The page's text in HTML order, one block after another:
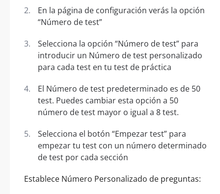
En la página de configuración verás la opción
“Número de test”
Selecciona la opción “Número de test” para
introducir un Número de test personalizado
para cada test en tu test de práctica
El Número de test predeterminado es de 50
test. Puedes cambiar esta opción a 50
número de test mayor o igual a 8 test.
Selecciona el botón “Empezar test” para
empezar tu test con un número determinado
de test por cada sección
Establece Número Personalizado de preguntas: